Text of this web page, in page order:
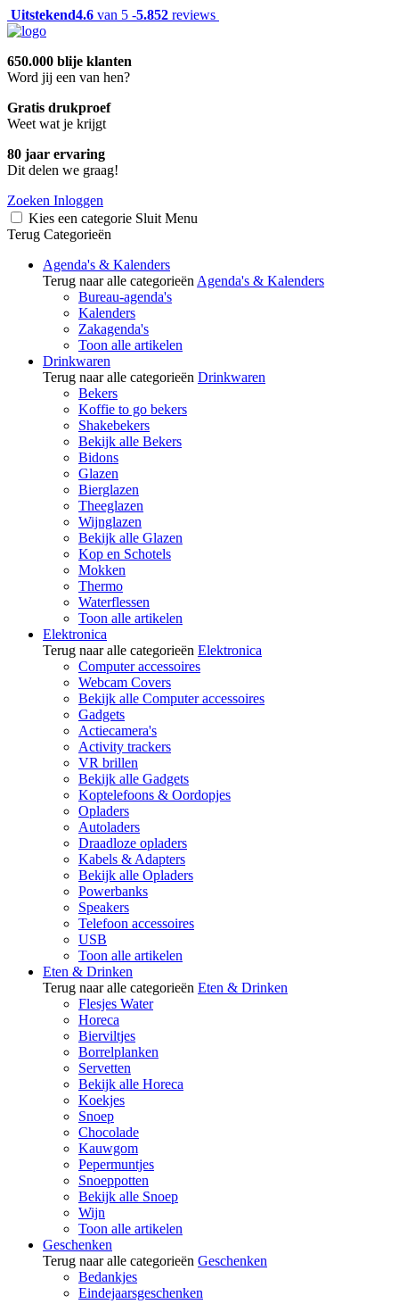
Uitstekend4.6 van 5 -5.852 reviews
650.000 blije klanten
Word jij een van hen?
Gratis drukproef
Weet wat je krijgt
80 jaar ervaring
Dit delen we graag!
Zoeken Inloggen
Kies een categorie Sluit Menu
Terug Categorieën
Agenda's & Kalenders
Terug naar alle categorieën Agenda's & Kalenders
Bureau-agenda's
Kalenders
Zakagenda's
Toon alle artikelen
Drinkwaren
Terug naar alle categorieën Drinkwaren
Bekers
Koffie to go bekers
Shakebekers
Bekijk alle Bekers
Bidons
Glazen
Bierglazen
Theeglazen
Wijnglazen
Bekijk alle Glazen
Kop en Schotels
Mokken
Thermo
Waterflessen
Toon alle artikelen
Elektronica
Terug naar alle categorieën Elektronica
Computer accessoires
Webcam Covers
Bekijk alle Computer accessoires
Gadgets
Actiecamera's
Activity trackers
VR brillen
Bekijk alle Gadgets
Koptelefoons & Oordopjes
Opladers
Autoladers
Draadloze opladers
Kabels & Adapters
Bekijk alle Opladers
Powerbanks
Speakers
Telefoon accessoires
USB
Toon alle artikelen
Eten & Drinken
Terug naar alle categorieën Eten & Drinken
Flesjes Water
Horeca
Bierviltjes
Borrelplanken
Servetten
Bekijk alle Horeca
Koekjes
Snoep
Chocolade
Kauwgom
Pepermuntjes
Snoeppotten
Bekijk alle Snoep
Wijn
Toon alle artikelen
Geschenken
Terug naar alle categorieën Geschenken
Bedankjes
Eindejaarsgeschenken